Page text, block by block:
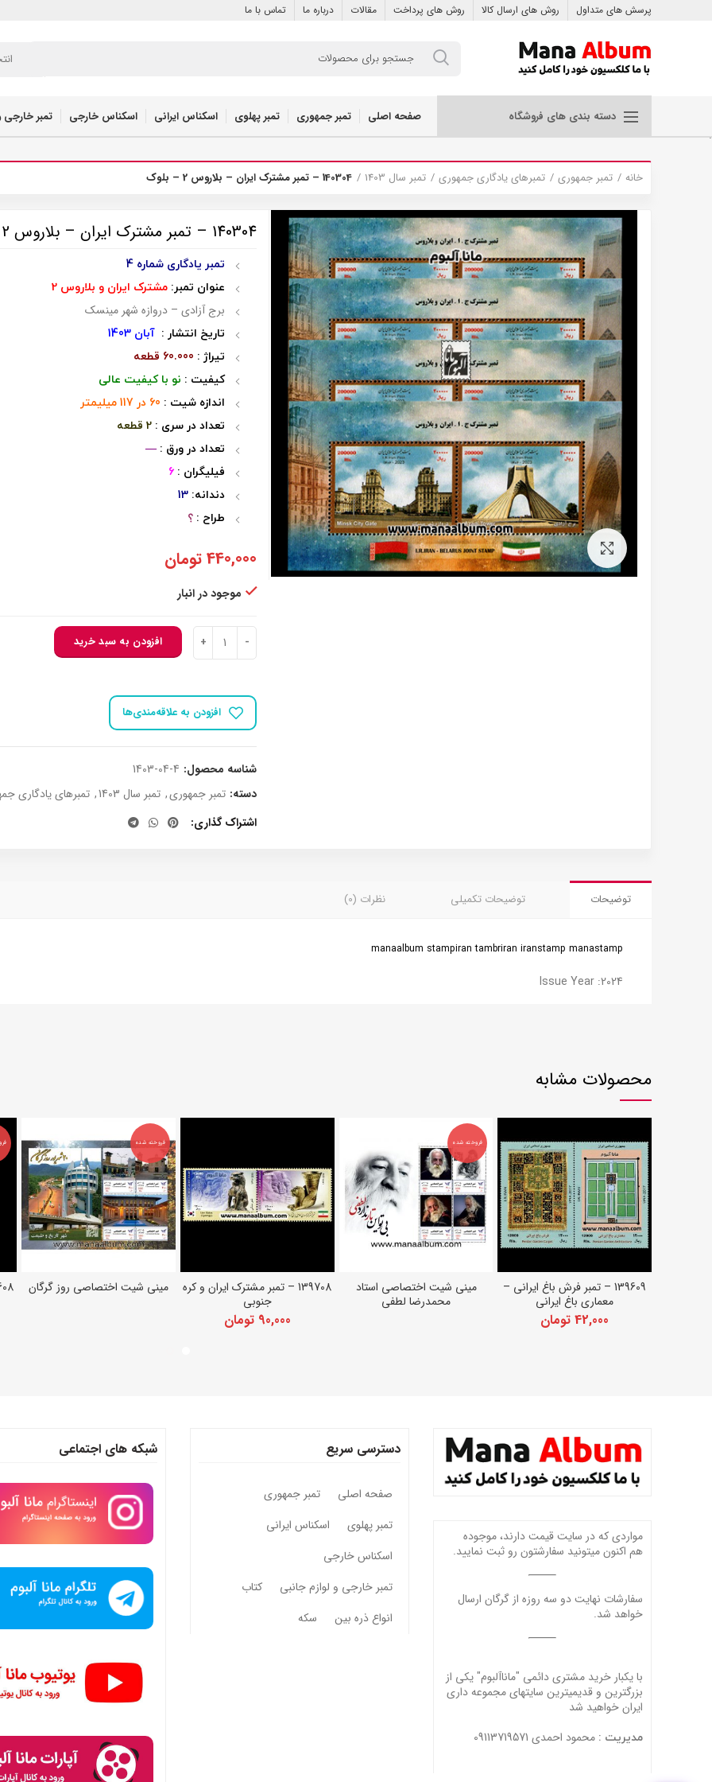
پرسش های متداول روش های ارسال کالا روش های پرداخت مقالات درباره ما تماس با ما
دسته بندی های فروشگاه صفحه اصلی تمبر جمهوری تمبر پهلوی اسکناس ایرانی اسکناس خارجی تمبر خارجی
.
خانه تمبر جمهوری تمبرهای یادگاری جمهوری تمبر سال 1403 140304 – تمبر مشترک ایران – بلاروس 2 – بلوک
برای بزرگنمایی کلیک کنید
140304 – تمبر مشترک ایران – بلاروس 2 – بلوک
تمبر یادگاری شماره 4
عنوان تمبر: مشترک ایران و بلاروس 2
برج آزادی – دروازه شهر مینسک
تاریخ انتشار : آبان 1403
تیراژ : 60.000 قطعه
کیفیت : نو با کیفیت عالی
اندازه شیت : 60 در 117 میلیمتر
تعداد در سری : 2 قطعه
تعداد در ورق : —
فیلیگران : 6
دندانه: 13
طراح : ؟
440,000تومان
موجود در انبار
140304 - تمبر مشترک ایران - بلاروس 2 - بلوک عدد افزودن به سبد خرید
افزودن به علاقه‌مندی‌ها
شناسه محصول: 1403-04-4
دسته: تمبر جمهوری, تمبر سال 1403 , تمبرهای یادگاری
اشتراک گذاری
توضیحات توضیحات تکمیلی نظرات (0)
manaalbum stampiran tambriran iranstamp manastamp
Issue Year :2024
محصولات مشابه
افزودن به سبد خرید
139609 – تمبر فرش باغ ایرانی –
معماری باغ ایرانی
42,000 تومان
فروخته شده
اطلاعات بیشتر
مینی شیت اختصاصی استاد
محمدرضا لطفی
افزودن به سبد خرید
139708 – تمبر مشترک ایران و کره
جنوبی
90,000 تومان
فروخته شده
اطلاعات بیشتر
مینی شیت اختصاصی روز گرگان 139608 –
مواردی که در سایت قیمت دارند، موجوده
هم اکنون میتونید سفارشتون رو ثبت نمایید.
سفارشات نهایت دو سه روزه از گرگان ارسال
خواهد شد.
با یکبار خرید مشتری دائمی "ماناآلبوم" یکی از
بزرگترین و قدیمیترین سایتهای مجموعه داری
ایران خواهید شد
مدیریت : محمود احمدی 09113719571
دسترسی سریع
صفحه اصلی
تمبر جمهوری
تمبر پهلوی
اسکناس ایرانی
اسکناس خارجی
تمبر خارجی و لوازم جانبی
کتاب
انواع ذره بین
سکه
شبکه های اجتماعی